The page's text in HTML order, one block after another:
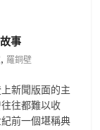
事
, 羅銅壁
新聞版面的主
往都難以收
前一個堪稱典